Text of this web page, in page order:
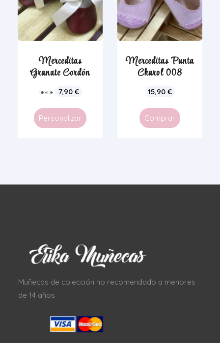
Merceditas
Granate Cordón
DESDE 7,90 €
Personalizar
Merceditas Punta
Charol 008
15,90€
Comprar
Muñecas de colección no recomendado a menores
de 14 años